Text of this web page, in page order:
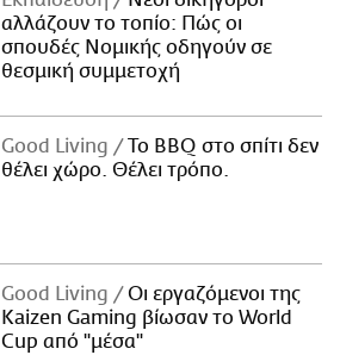
αλλάζουν το τοπίο: Πώς οι
σπουδές Νομικής οδηγούν σε
θεσμική συμμετοχή
Good Living
Το BBQ στο σπίτι δεν
θέλει χώρο. Θέλει τρόπο.
Good Living
Οι εργαζόμενοι της
Kaizen Gaming βίωσαν το World
Cup από "μέσα"